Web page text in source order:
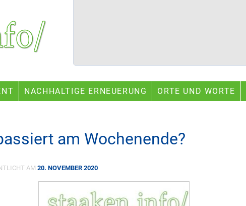
NACHHALTIGE ERNEUERUNG ORTE UND WORTE
am Wochenende?
AM 20. NOVEMBER 2020